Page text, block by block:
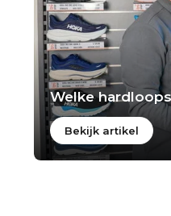
Welke
Bekijk artikel